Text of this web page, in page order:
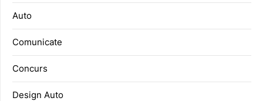
Auto
Comunicate
Concurs
Design Auto